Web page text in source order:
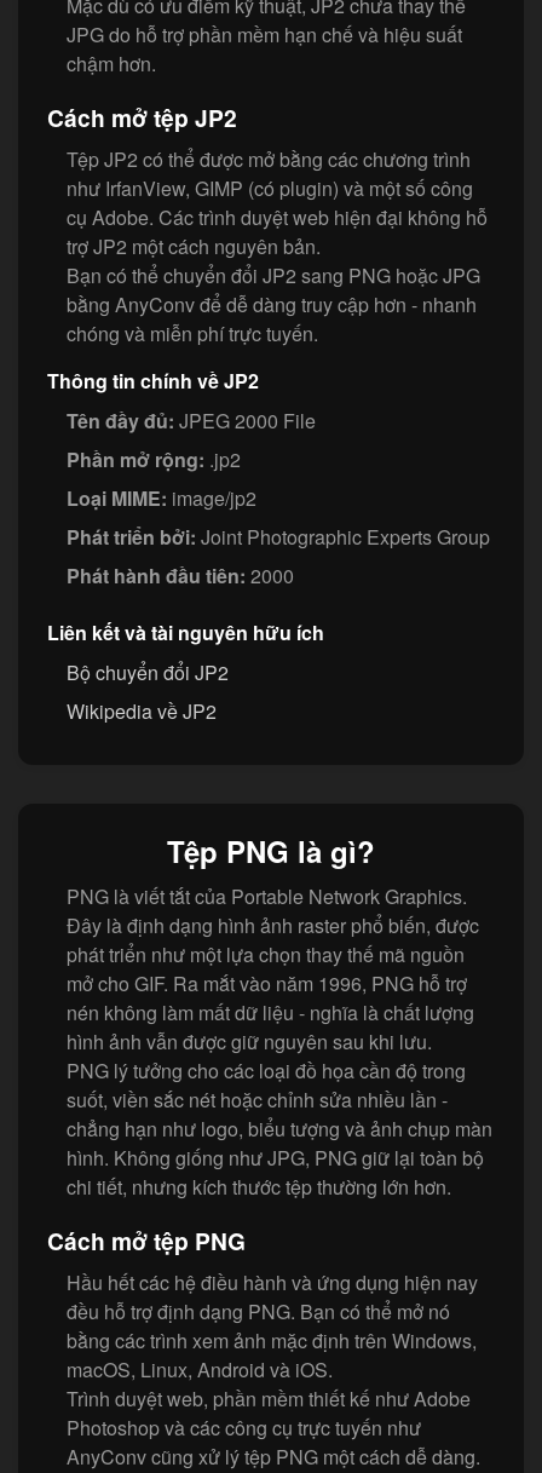
JPG do hỗ trợ phần mềm hạn chế và hiệu suất
chậm hơn.
Cách mở tệp JP2
Tệp JP2 có thể được mở bằng các chương trình
như IrfanView, GIMP (có plugin) và một số công
cụ Adobe. Các trình duyệt web hiện đại không hỗ
trợ JP2 một cách nguyên bản.
Bạn có thể chuyển đổi JP2 sang PNG hoặc JPG
bằng AnyConv để dễ dàng truy cập hơn - nhanh
chóng và miễn phí trực tuyến.
Thông tin chính về JP2
Tên đầy đủ: JPEG 2000 File
Phần mở rộng: .jp2
Loại MIME: image/jp2
Phát triển bởi: Joint Photographic Experts Group
Phát hành đầu tiên: 2000
Liên kết và tài nguyên hữu ích
Bộ chuyển đổi JP2
Wikipedia về JP2
Tệp PNG là gì?
PNG là viết tắt của Portable Network Graphics.
Đây là định dạng hình ảnh raster phổ biến, được
phát triển như một lựa chọn thay thế mã nguồn
mở cho GIF. Ra mắt vào năm 1996, PNG hỗ trợ
nén không làm mất dữ liệu - nghĩa là chất lượng
hình ảnh vẫn được giữ nguyên sau khi lưu.
PNG lý tưởng cho các loại đồ họa cần độ trong
suốt, viền sắc nét hoặc chỉnh sửa nhiều lần -
chẳng hạn như logo, biểu tượng và ảnh chụp màn
hình. Không giống như JPG, PNG giữ lại toàn bộ
chi tiết, nhưng kích thước tệp thường lớn hơn.
Cách mở tệp PNG
Hầu hết các hệ điều hành và ứng dụng hiện nay
đều hỗ trợ định dạng PNG. Bạn có thể mở nó
bằng các trình xem ảnh mặc định trên Windows,
macOS, Linux, Android và iOS.
Trình duyệt web, phần mềm thiết kế như Adobe
Photoshop và các công cụ trực tuyến như
AnyConv cũng xử lý tệp PNG một cách dễ dàng.